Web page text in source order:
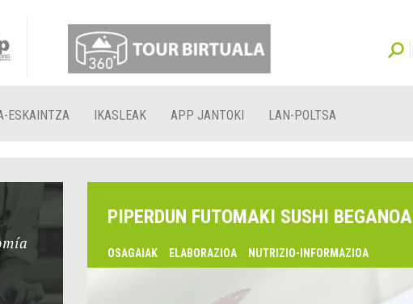
ESKAINTZA IKASLEAK APP JANTOKI LAN-POLTSA
PIPERDUN FUTOMAKI SUSHI BEGANOA
OSAGAIAK ELABORAZIOA NUTRIZIO-INFORMAZIOA